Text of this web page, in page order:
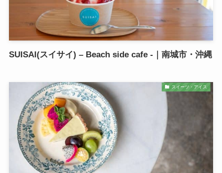
SUISAI(スイサイ) – Beach side cafe -｜南城市・沖縄
スイーツ・アイス